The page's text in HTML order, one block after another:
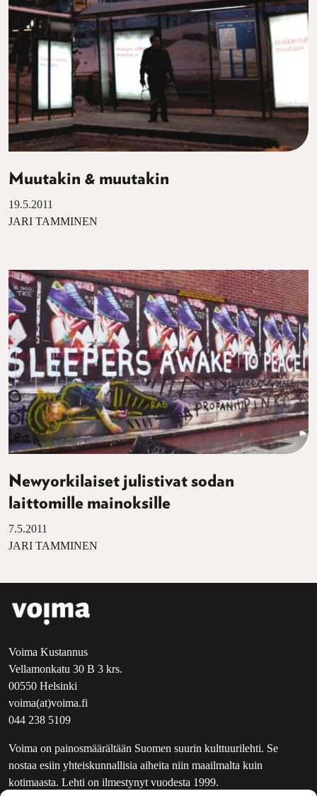
Muutakin & muutakin
19.5.2011
JARI TAMMINEN
Newyorkilaiset julistivat sodan
laittomille mainoksille
7.5.2011
JARI TAMMINEN
Voima Kustannus
Vellamonkatu 30 B 3 krs.
00550 Helsinki
voima(at)voima.fi
044 238 5109
Voima on painosmäärältään Suomen suurin kulttuurilehti. Se
nostaa esiin yhteiskunnallisia aiheita niin maailmalta kuin
kotimaasta. Lehti on ilmestynyt vuodesta 1999.